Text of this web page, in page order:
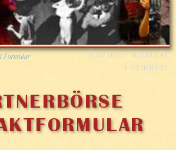
Formular
Partner Kontakt
Formular